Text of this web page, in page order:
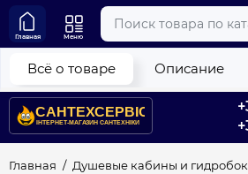
Главная Меню
Главная Душевые кабины и
Всё о товаре Описание